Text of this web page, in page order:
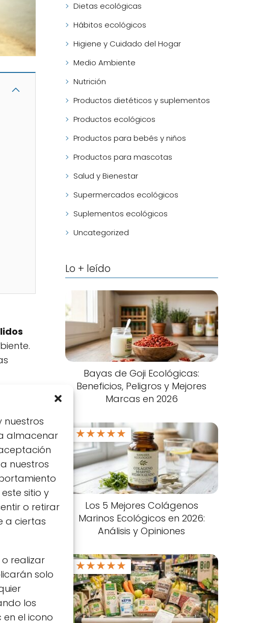
nuestros
almacenar
nuestros
sitio y
o retirar
a ciertas
realizar
solo
los
el icono
tejidos
Dietas ecológicas
Hábitos ecológicos
Higiene y Cuidado del Hogar
Medio Ambiente
Nutrición
Productos dietéticos y suplementos
Productos ecológicos
Productos para bebés y niños
Productos para mascotas
Salud y Bienestar
Supermercados ecológicos
Suplementos ecológicos
Uncategorized
Lo + leído
Bayas de Goji Ecológicas:
Beneficios, Peligros y Mejores
Marcas en 2026
★★★★★
Los 5 Mejores Colágenos
Marinos Ecológicos en 2026:
Análisis y Opiniones
★★★★★